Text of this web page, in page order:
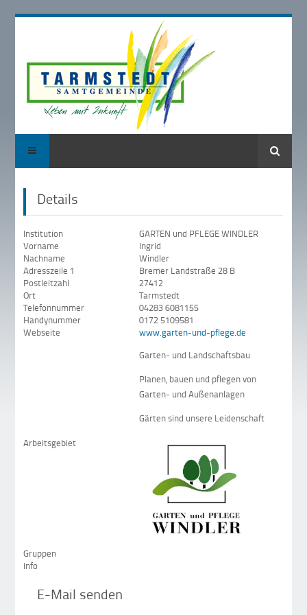
Suche
Details
Institution
GARTEN und PFLEGE WINDLER
Vorname
Ingrid
Nachname
Windler
Adresszeile 1
Bremer Landstraße 28 B
Postleitzahl
27412
Ort
Tarmstedt
Telefonnummer
04283 6081155
Handynummer
0172 5109581
Webseite
www.garten-und-pflege.de
Arbeitsgebiet
Garten- und Landschaftsbau
Planen, bauen und pflegen von
Garten- und Außenanlagen
Gärten sind unsere Leidenschaft
Gruppen
Info
E-Mail senden